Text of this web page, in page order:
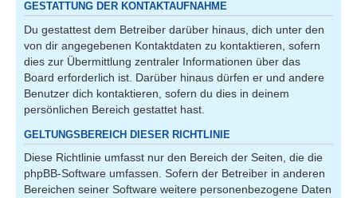
GESTATTUNG DER KONTAKTAUFNAHME
Du gestattest dem Betreiber darüber hinaus, dich unter den
von dir angegebenen Kontaktdaten zu kontaktieren, sofern
dies zur Übermittlung zentraler Informationen über das
Board erforderlich ist. Darüber hinaus dürfen er und andere
Benutzer dich kontaktieren, sofern du dies in deinem
persönlichen Bereich gestattet hast.
GELTUNGSBEREICH DIESER RICHTLINIE
Diese Richtlinie umfasst nur den Bereich der Seiten, die die
phpBB-Software umfassen. Sofern der Betreiber in anderen
Bereichen seiner Software weitere personenbezogene Daten